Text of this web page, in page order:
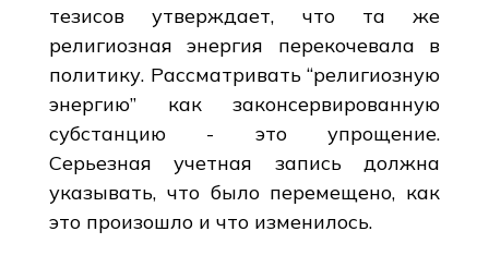
тезисов утверждает, что та же
религиозная энергия перекочевала в
политику. Рассматривать “религиозную
энергию” как законсервированную
субстанцию - это упрощение.
Серьезная учетная запись должна
указывать, что было перемещено, как
это произошло и что изменилось.